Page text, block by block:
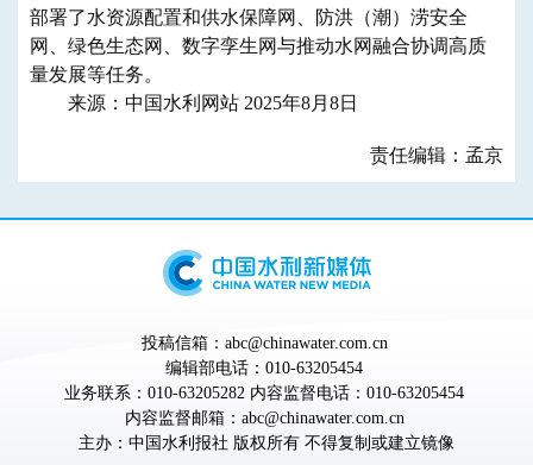
部署了水资源配置和供水保障网、防洪（潮）涝安全
网、绿色生态网、数字孪生网与推动水网融合协调高质
量发展等任务。
来源：中国水利网站 2025年8月8日
责任编辑：孟京
投稿信箱：abc@chinawater.com.cn
编辑部电话：010-63205454
业务联系：010-63205282 内容监督电话：010-63205454
内容监督邮箱：abc@chinawater.com.cn
主办： 中国水利报社 版权所有 不得复制或建立镜像